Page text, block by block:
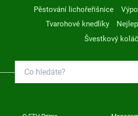
Pěstování lichořeřišnice
Tvarohové knedlíky
Švestkový koláč